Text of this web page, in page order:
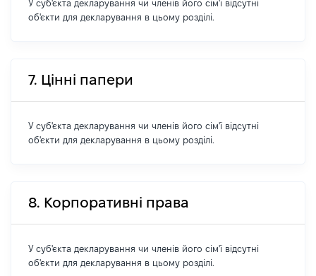
У суб'єкта декларування чи членів його сім'ї відсутні
об'єкти для декларування в цьому розділі.
7. Цінні папери
У суб'єкта декларування чи членів його сім'ї відсутні
об'єкти для декларування в цьому розділі.
8. Корпоративні права
У суб'єкта декларування чи членів його сім'ї відсутні
об'єкти для декларування в цьому розділі.